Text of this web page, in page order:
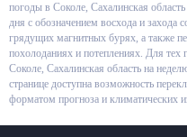
температуру по ощущению и т.
погоды в Соколе, Сахалинская
длительность светового дня с
состояния луны,
перепадах атмосферного
гостей нашего сайта, кому
область на неделю может быть не